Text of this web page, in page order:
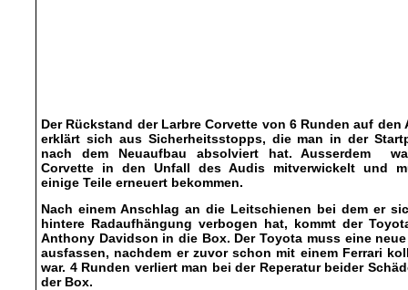
Der Rückstand der Larbre Corvette von 6 Runden auf den
erklärt sich aus Sicherheitsstopps, die man in der
nach dem Neuaufbau absolviert hat. Ausserdem
Corvette in den Unfall des Audis mitverwickelt und
einige Teile erneuert bekommen.
Nach einem Anschlag an die Leitschienen bei dem er
hintere Radaufhängung verbogen hat, kommt der
Anthony Davidson in die Box. Der Toyota muss eine neue
ausfassen, nachdem er zuvor schon mit einem Ferrari
war. 4 Runden verliert man bei der Reperatur beider
der Box.